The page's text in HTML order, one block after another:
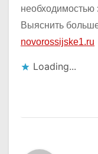
необходимостью
Выяснить
novorossijske1.ru
Loading...